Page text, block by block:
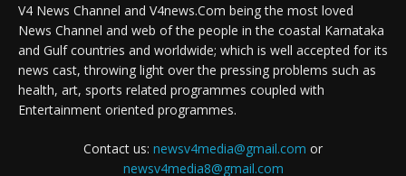
V4 News Channel and V4news.Com being the most loved
News Channel and web of the people in the coastal Karnataka
and Gulf countries and worldwide; which is well accepted for its
news cast, throwing light over the pressing problems such as
health, art, sports related programmes coupled with
Entertainment oriented programmes.
Contact us: newsv4media@gmail.com or
newsv4media8@gmail.com